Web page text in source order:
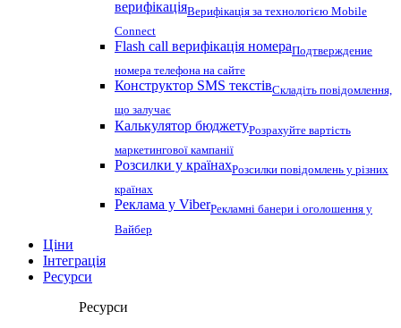
верифікаціяВерифікація за технологією Mobile
Connect
Flash call верифікація номераПодтверждение
номера телефона на сайте
Конструктор SMS текстівСкладіть повідомлення,
що залучає
Калькулятор бюджетуРозрахуйте вартість
маркетингової кампанії
Розсилки у країнахРозсилки повідомлень у різних
країнах
Реклама у ViberРекламні банери і оголошення у
Вайбер
Ціни
Інтеграція
Ресурси
Ресурси